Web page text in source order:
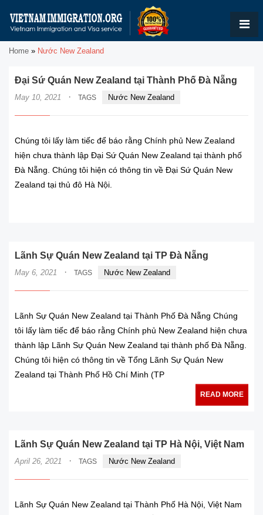
Home » Nước New Zealand
Đại Sứ Quán New Zealand tại Thành Phố Đà Nẵng
May 10, 2021 · TAGS Nước New Zealand
Chúng tôi lấy làm tiếc để báo rằng Chính phủ New Zealand
hiện chưa thành lập Đại Sứ Quán New Zealand tại thành phố
Đà Nẵng. Chúng tôi hiện có thông tin về Đại Sứ Quán New
Zealand tại thủ đô Hà Nội.
Lãnh Sự Quán New Zealand tại TP Đà Nẵng
May 6, 2021 · TAGS Nước New Zealand
Lãnh Sự Quán New Zealand tại Thành Phố Đà Nẵng Chúng
tôi lấy làm tiếc để báo rằng Chính phủ New Zealand hiện chưa
thành lập Lãnh Sự Quán New Zealand tại thành phố Đà Nẵng.
Chúng tôi hiện có thông tin về Tổng Lãnh Sự Quán New
Zealand tại Thành Phố Hồ Chí Minh (TP
READ MORE
Lãnh Sự Quán New Zealand tại TP Hà Nội, Việt Nam
April 26, 2021 · TAGS Nước New Zealand
Lãnh Sự Quán New Zealand tại Thành Phố Hà Nội, Việt Nam